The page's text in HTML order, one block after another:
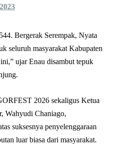
Bergerak Serempak, Nyata
seluruh masyarakat Kabupaten
ujar Enau disambut tepuk
2026 sekaligus Ketua
Wahyudi Chaniago,
suksesnya penyelenggaraan
luar biasa dari masyarakat.